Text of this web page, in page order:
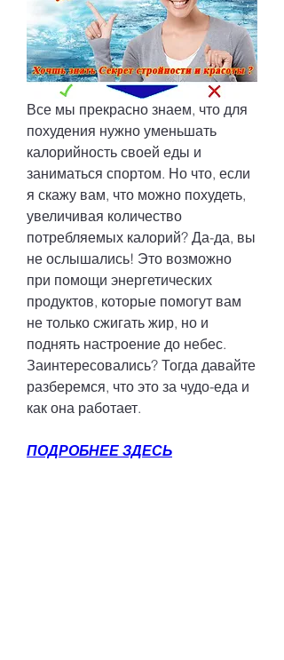
Все мы прекрасно знаем, что для
похудения нужно уменьшать
калорийность своей еды и
заниматься спортом. Но что, если
я скажу вам, что можно похудеть,
увеличивая количество
потребляемых калорий? Да-да, вы
не ослышались! Это возможно
при помощи энергетических
продуктов, которые помогут вам
не только сжигать жир, но и
поднять настроение до небес.
Заинтересовались? Тогда давайте
разберемся, что это за чудо-еда и
как она работает.
ПОДРОБНЕЕ ЗДЕСЬ